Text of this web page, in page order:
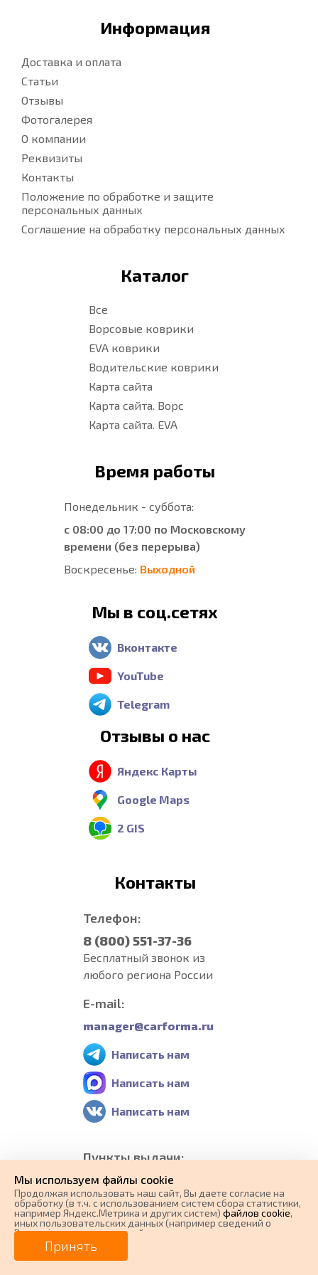
Информация
Доставка и оплата
Статьи
Отзывы
Фотогалерея
О компании
Реквизиты
Контакты
Положение по обработке и защите
персональных данных
Соглашение на обработку персональных данных
Каталог
Все
Ворсовые коврики
EVA коврики
Водительские коврики
Карта сайта
Карта сайта. Ворс
Карта сайта. EVA
Время работы
Понедельник - суббота:
с 08:00 до 17:00 по Московскому
времени (без перерыва)
Воскресенье: Выходной
Мы в соц.сетях
Вконтакте
YouTube
Telegram
Отзывы о нас
Яндекс Карты
Google Maps
2 GIS
Контакты
Телефон:
8 (800) 551-37-36
Бесплатный звонок из
любого региона России
E-mail:
manager@carforma.ru
Написать нам
Написать нам
Написать нам
Пункты выдачи:
Россия, г.Рязань,
Рязанская обл.,
Первомайский пр-кт, 45
Мы используем файлы cookie
Продолжая использовать наш cайт, Вы даете согласие на
обработку (в т.ч. с использованием систем сбора статистики,
например Яндекс.Метрика и других систем) файлов cookie,
иных пользовательских данных (например сведений о
Вашем ip-адресе, сведений о местоположении, типе
устройства, времени посещения страницы, сведений о
ресурсах сети Интернет, с которых были совершены
переходы на наш сайт, сведения о Ваших действиях на сайте
Принять